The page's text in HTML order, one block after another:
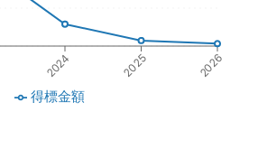
2024 2025 2026
得標金額